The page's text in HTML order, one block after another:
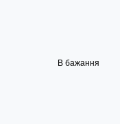
В бажання